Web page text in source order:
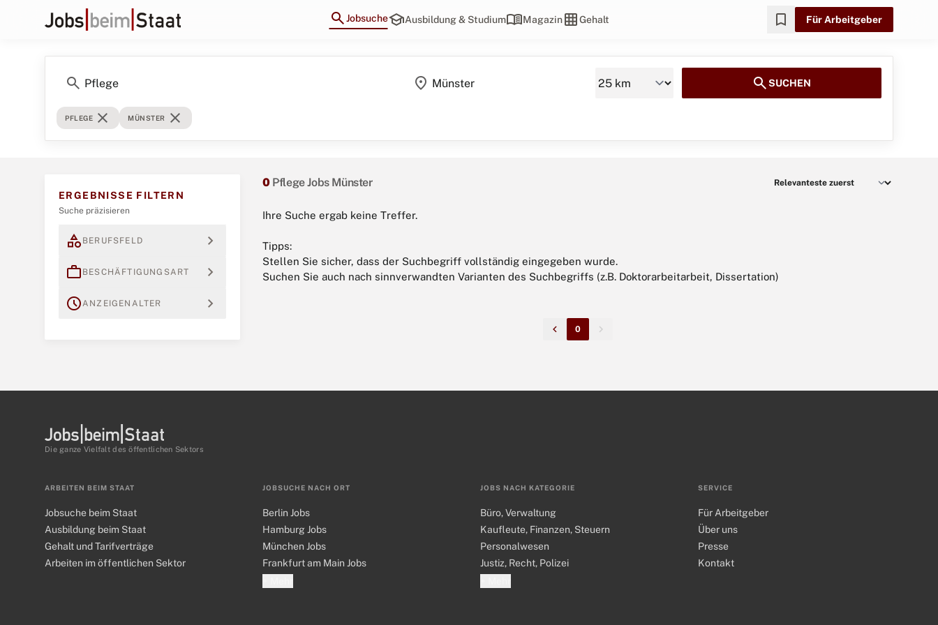
searchJobsucheschoolAusbildung & Studiummenu_bookMagazingrid_onGehalt bookmark Für Arbeitgeber
search location_on searchSUCHEN
PFLEGE close MÜNSTER close
ERGEBNISSE FILTERN
Suche präzisieren
category BERUFSFELD expand_more
work BESCHÄFTIGUNGSART expand_more
scheduleANZEIGENALTER expand_more
0 Pflege Jobs Münster
Ihre Suche ergab keine Treffer.
Tipps:
Stellen Sie sicher, dass der Suchbegriff vollständig eingegeben wurde.
Suchen Sie auch nach sinnverwandten Varianten des Suchbegriffs (z.B. Doktorarbeitarbeit, Dissertation)
0
Die ganze Vielfalt des öffentlichen Sektors
ARBEITEN BEIM STAAT
Jobsuche beim Staat
Ausbildung beim Staat
Gehalt und Tarifverträge
Arbeiten im öffentlichen Sektor
JOBSUCHE NACH ORT
Berlin Jobs
Hamburg Jobs
München Jobs
Frankfurt am Main Jobs
JOBS NACH KATEGORIE
Büro, Verwaltung
Kaufleute, Finanzen, Steuern
Personalwesen
Justiz, Recht, Polizei
SERVICE
Für Arbeitgeber
Über uns
Presse
Kontakt